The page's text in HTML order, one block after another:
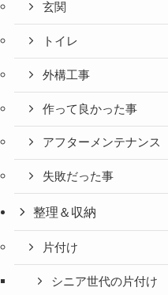
玄関
トイレ
外構工事
作って良かった事
アフターメンテナンス
失敗だった事
整理＆収納
片付け
シニア世代の片付け